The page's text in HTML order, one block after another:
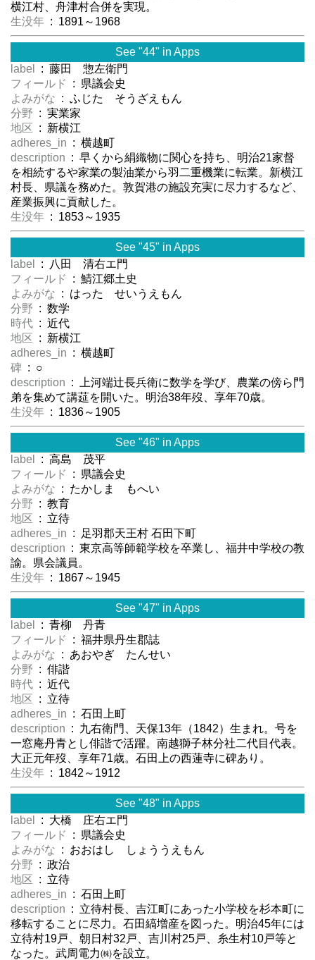
横江村、舟津村合併を実現。
生没年 : 1891～1968
See "44" in Apps
label
: 藤田 惣左衛門
フィールド
: 県議会史
よみがな : ふじた そうざえもん
分野 : 実業家
地区 : 新横江
adheres_in : 横越町
description : 早くから絹織物に関心を持ち、明治21家督
を相続するや家業の製油業から羽二重機業に転業。新横江
村長、県議を務めた。敦賀港の施設充実に尽力するなど、
産業振興に貢献した。
生没年 : 1853～1935
See "45" in Apps
label
: 八田 清右エ門
フィールド
: 鯖江郷土史
よみがな : はった せいうえもん
分野 : 数学
時代 : 近代
地区 : 新横江
adheres_in : 横越町
碑 : ○
description : 上河端辻長兵衛に数学を学び、農業の傍ら門
弟を集めて講莚を開いた。明治38年歿、享年70歳。
生没年 : 1836～1905
See "46" in Apps
label
: 高島 茂平
フィールド
: 県議会史
よみがな : たかしま もへい
分野 : 教育
地区 : 立待
adheres_in : 足羽郡天王村 石田下町
description : 東京高等師範学校を卒業し、福井中学校の教
諭。県会議員。
生没年 : 1867～1945
See "47" in Apps
label
: 青柳 丹青
フィールド
: 福井県丹生郡誌
よみがな : あおやぎ たんせい
分野 : 俳諧
時代 : 近代
地区 : 立待
adheres_in : 石田上町
description : 九右衛門、天保13年（1842）生まれ。号を
一窓庵丹青とし俳諧で活躍。南越獅子林分社二代目代表。
大正元年歿、享年71歳。石田上の西蓮寺に碑あり。
生没年 : 1842～1912
See "48" in Apps
label
: 大橋 庄右エ門
フィールド
: 県議会史
よみがな : おおはし しょううえもん
分野 : 政治
地区 : 立待
adheres_in : 石田上町
description : 立待村長、吉江町にあった小学校を杉本町に
移転することに尽力。石田縞増産を図った。明治45年には
立待村19戸、朝日村32戸、吉川村25戸、糸生村10戸等と
なった。武周電力㈱を設立。